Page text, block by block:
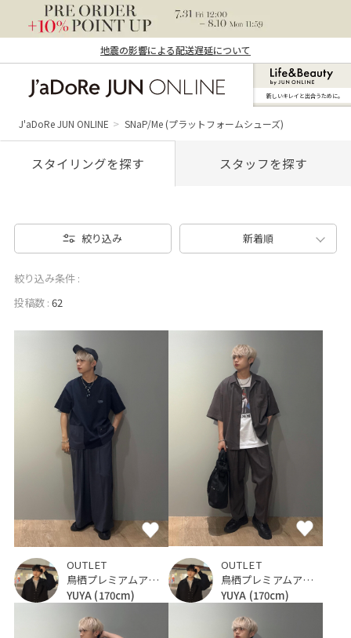
地震の影響による配送遅延について
ン オンライン）
新しいキレイと出合うために。
J'aDoRe JUN ONLINE SNaP/Me (プラットフォームシューズ)
スタイリングを探す スタッフを探す
絞り込み 新着順
絞り込み条件 :
投稿数 : 62
OUTLET
鳥栖プレミアムアウトレット
YUYA (170cm)
OUTLET
鳥栖プレミアムアウトレット
YUYA (170cm)